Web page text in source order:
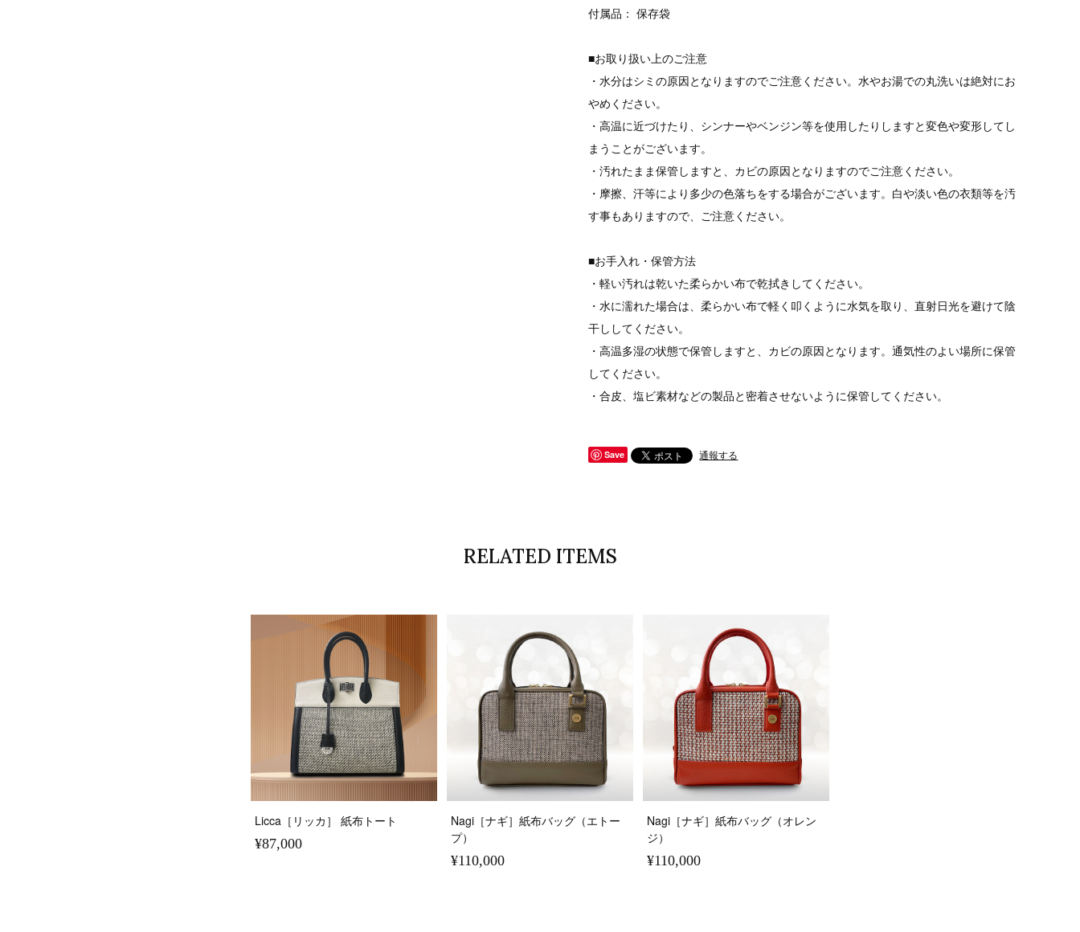
付属品： 保存袋
■お取り扱い上のご注意
・水分はシミの原因となりますのでご注意ください。水やお湯での丸洗いは絶対にお
やめください。
・高温に近づけたり、シンナーやベンジン等を使用したりしますと変色や変形してし
まうことがございます。
・汚れたまま保管しますと、カビの原因となりますのでご注意ください。
・摩擦、汗等により多少の色落ちをする場合がございます。白や淡い色の衣類等を汚
す事もありますので、ご注意ください。
■お手入れ・保管方法
・軽い汚れは乾いた柔らかい布で乾拭きしてください。
・水に濡れた場合は、柔らかい布で軽く叩くように水気を取り、直射日光を避けて陰
干ししてください。
・高温多湿の状態で保管しますと、カビの原因となります。通気性のよい場所に保管
してください。
・合皮、塩ビ素材などの製品と密着させないように保管してください。
Save 通報する
RELATED ITEMS
Licca［リッカ］ 紙布トート
¥87,000
Nagi［ナギ］紙布バッグ（エトー
プ）
¥110,000
Nagi［ナギ］紙布バッグ（オレン
ジ）
¥110,000